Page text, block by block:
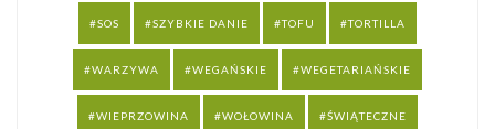
SOS SZYBKIE DANIE TOFU TORTILLA
WARZYWA WEGAŃSKIE WEGETARIAŃSKIE
WIEPRZOWINA WOŁOWINA ŚWIĄTECZNE